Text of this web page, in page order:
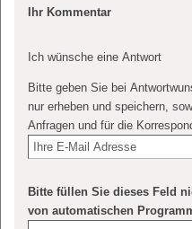
Ihr Kommentar
Ich wünsche eine Antwort
Bitte geben Sie bei
nur erheben und speichern,
Anfragen und für die
Bitte füllen Sie dieses Feld
von automatischen